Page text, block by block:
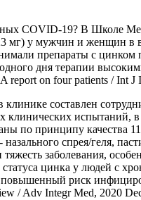
COVID-19? В
мг) у мужчин и женщин
препараты с цинком
дня терапии
on four patients / Int
составлен
испытаний,
по принципу качества
спрея/геля,
заболевания,
цинка у людей с
риск
/ Adv Integr Med, 2020